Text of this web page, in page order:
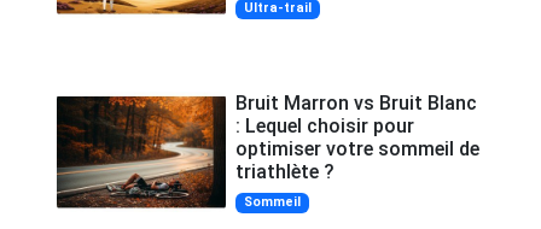
Ultra-trail
Bruit Marron vs Bruit Blanc
: Lequel choisir pour
optimiser votre sommeil de
triathlète ?
Sommeil